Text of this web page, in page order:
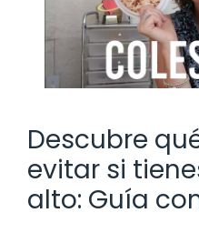
Descubre
evitar si
alto: Guía